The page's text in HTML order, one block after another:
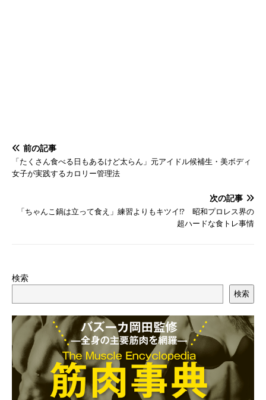
前の記事
「たくさん食べる日もあるけど太らん」元アイドル候補生・美ボディ
女子が実践するカロリー管理法
次の記事
「ちゃんこ鍋は立って食え」練習よりもキツイ!? 昭和プロレス界の
超ハードな食トレ事情
検索
検索